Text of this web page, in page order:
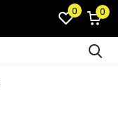
0 0